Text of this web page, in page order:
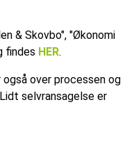
& Skovbo", "Økonomi
findes HER.
over processen og
selvransagelse er